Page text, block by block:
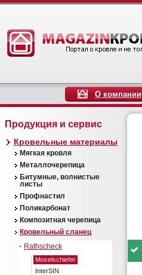
О компании
Продукция и сервис
Кровельные материалы
Мягкая кровля
Металлочерепица
Битумные, волнистые
листы
Профнастил
Поликарбонат
Композитная черепица
Кровельный сланец
Rathscheck
Moselschiefer
InterSIN